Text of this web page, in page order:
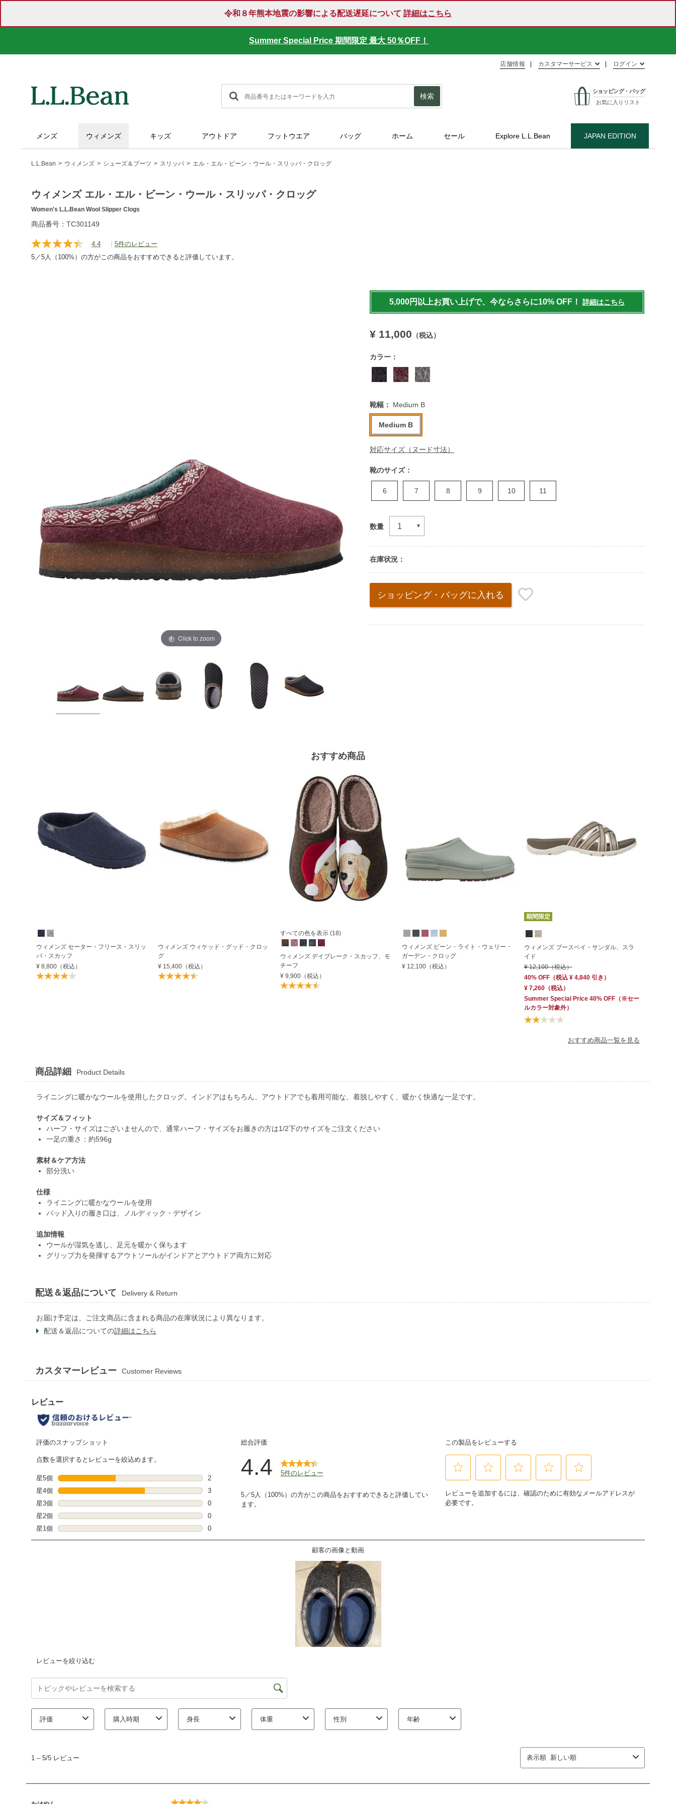
令和８年熊本地震の影響による配送遅延について 詳細はこちら
Summer Special Price 期間限定 最大 50％OFF！
店舗情報 カスタマーサービス ログイン
検索
ショッピング・バッグ
お気に入りリスト
メンズ ウィメンズ キッズ アウトドア フットウエア バッグ ホーム セール Explore L.L.Bean JAPAN EDITION
L.L.Bean ウィメンズ シューズ＆ブーツ スリッパ エル・エル・ビーン・ウール・スリッパ・クロッグ
ウィメンズ エル・エル・ビーン・ウール・スリッパ・クロッグ
Women's L.L.Bean Wool Slipper Clogs
https://www.llbean.co.jp/womens/shoes/slippers/g/P112639.html
商品番号：TC301149
4.4
レ
ビ
| 5件のレビュー
5／5人（100%）の方がこの商品をおすすめできると評価しています。
Click to zoom
5,000円以上お買い上げで、今ならさらに10% OFF！ 詳細はこちら
¥ 11,000 （税込）
カラー：
靴幅： Medium B
Medium B
対応サイズ（ヌード寸法）
靴のサイズ：
6 7 8 9 10 11
数量
在庫状況：
cart
options
ショッピング・バッグに入れる
おすすめ商品
ウィメンズ セーター・フリース・スリッ
パ・スカッフ
¥ 8,800 （税込）
ウィメンズ ウィケッド・グッド・クロッ
グ
¥ 15,400 （税込）
すべての色を表示 (18)
ウィメンズ デイブレーク・スカッフ、モ
チーフ
¥ 9,900（税込）
ウィメンズ ビーン・ライト・ウェリー・
ガーデン・クロッグ
¥ 12,100 （税込）
期間限定
ウィメンズ ブースベイ・サンダル、スラ
イド
¥ 12,100（税込）
40% OFF（税込 ¥ 4,840引き）
¥ 7,260（税込）
Summer Special Price 40% OFF（※セー
ルカラー対象外）
おすすめ商品一覧を見る
商品詳細 Product Details
ライニングに暖かなウールを使用したクロッグ。インドアはもちろん、アウトドアでも着用可能な、着脱しやすく、暖かく快適な一足です。
サイズ＆フィット
ハーフ・サイズはございませんので、通常ハーフ・サイズをお履きの方は1/2下のサイズをご注文ください
一足の重さ：約596g
素材＆ケア方法
部分洗い
仕様
ライニングに暖かなウールを使用
パッド入りの履き口は、ノルディック・デザイン
追加情報
ウールが湿気を逃し、足元を暖かく保ちます
グリップ力を発揮するアウトソールがインドアとアウトドア両方に対応
配送＆返品について Delivery & Return
お届け予定は、ご注文商品に含まれる商品の在庫状況により異なります。
配送＆返品についての詳細はこちら
カスタマーレビュー Customer Reviews